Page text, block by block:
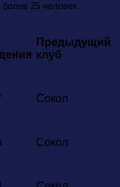
25 человек.
Предыдущий
клуб
Сокол
Сокол